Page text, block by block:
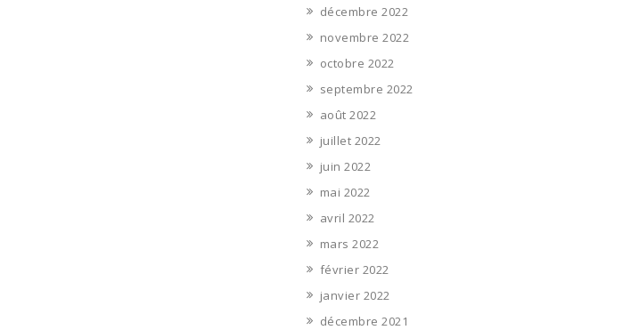
décembre 2022
novembre 2022
octobre 2022
septembre 2022
août 2022
juillet 2022
juin 2022
mai 2022
avril 2022
mars 2022
février 2022
janvier 2022
décembre 2021